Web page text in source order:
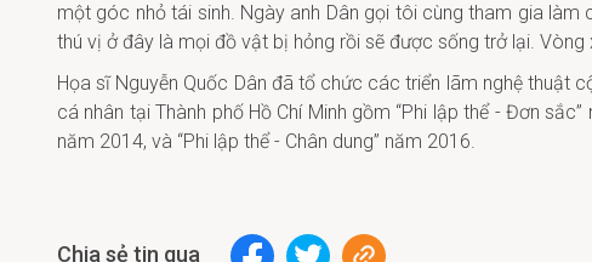
một góc nhỏ tái sinh. Ngày anh Dân gọi tôi cùng tham gia
thú vị ở đây là mọi đồ vật bị hỏng rồi sẽ được sống trở lại.
Họa sĩ Nguyễn Quốc Dân đã tổ chức các triển lãm nghệ thuật
cá nhân tại Thành phố Hồ Chí Minh gồm “Phi lập thể - Đơn
năm 2014, và “Phi lập thể - Chân dung” năm 2016.
Chia sẻ tin qua